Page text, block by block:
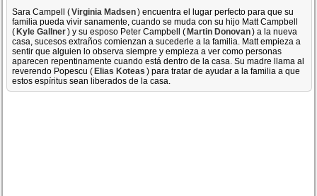
Sara Campell (Virginia Madsen) encuentra el lugar perfecto para que su
familia pueda vivir sanamente, cuando se muda con su hijo Matt Campbell
(Kyle Gallner) y su esposo Peter Campbell (Martin Donovan) a la nueva
casa, sucesos extraños comienzan a sucederle a la familia. Matt empieza a
sentir que alguien lo observa siempre y empieza a ver como personas
aparecen repentinamente cuando está dentro de la casa. Su madre llama al
reverendo Popescu (Elias Koteas ) para tratar de ayudar a la familia a que
estos espíritus sean liberados de la casa.